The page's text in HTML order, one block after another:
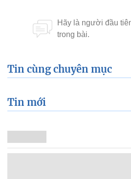
Tin cùng chuyên mục
Tin mới